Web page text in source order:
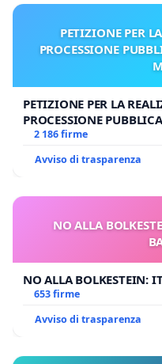
PETIZIONE PER
PROCESSIONE
PETIZIONE PER LA
PROCESSIONE
MILANO
2 186 firme
Avviso di trasparenza
NO ALLA
NO ALLA BOLKESTEIN:
653 firme
Avviso di trasparenza